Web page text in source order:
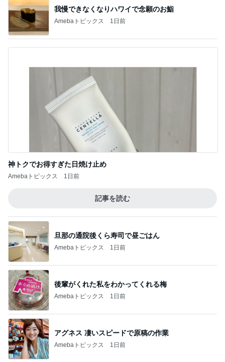
我慢できなくなりハワイで念願のお鮨
Amebaトピックス 1日前
神トクでお得すぎた日焼け止め
Amebaトピックス 1日前
記事を読む
旦那の通院後くら寿司で昼ごはん
Amebaトピックス 1日前
後輩がくれた私をわかってくれる梅
Amebaトピックス 1日前
アグネス 凄いスピードで原稿の作業
Amebaトピックス 1日前